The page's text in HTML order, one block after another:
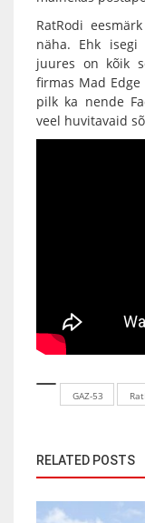
RatRodi
näha. Ehk isegi
juures on kõik
firmas Mad Edge
pilk ka nende
veel huvitavaid
GAZ-53
RELATED POSTS